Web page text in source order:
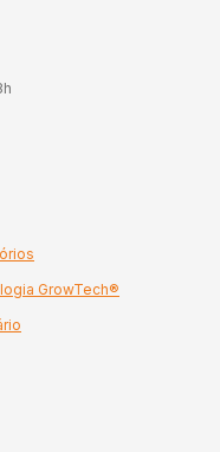
GrowTech®